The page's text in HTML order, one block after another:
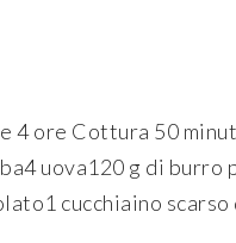
4 ore Cottura 50
uova120 g di
cucchiaino